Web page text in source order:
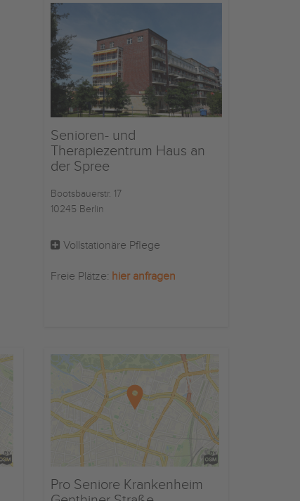
Senioren- und
Therapiezentrum Haus an
der Spree
Bootsbauerstr. 17
10245 Berlin
Vollstationäre Pflege
Freie Plätze: hier anfragen
Pro Seniore Krankenheim